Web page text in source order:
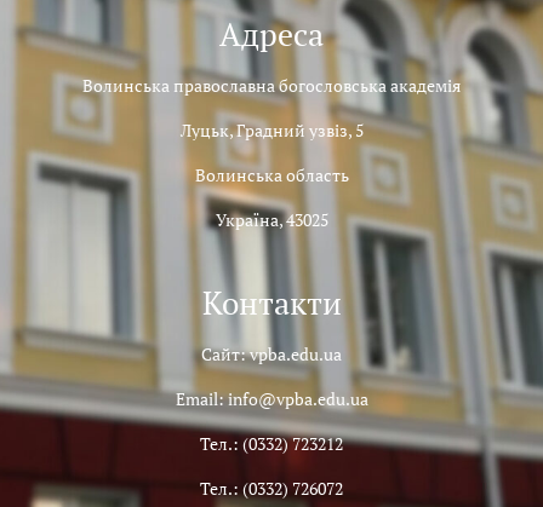
Адреса
Волинська православна богословська академія
Луцьк, Градний узвіз, 5
Волинська область
Україна, 43025
Контакти
Сайт: vpba.edu.ua
Email: info@vpba.edu.ua
Тел.: (0332) 723212
Тел.: (0332) 726072